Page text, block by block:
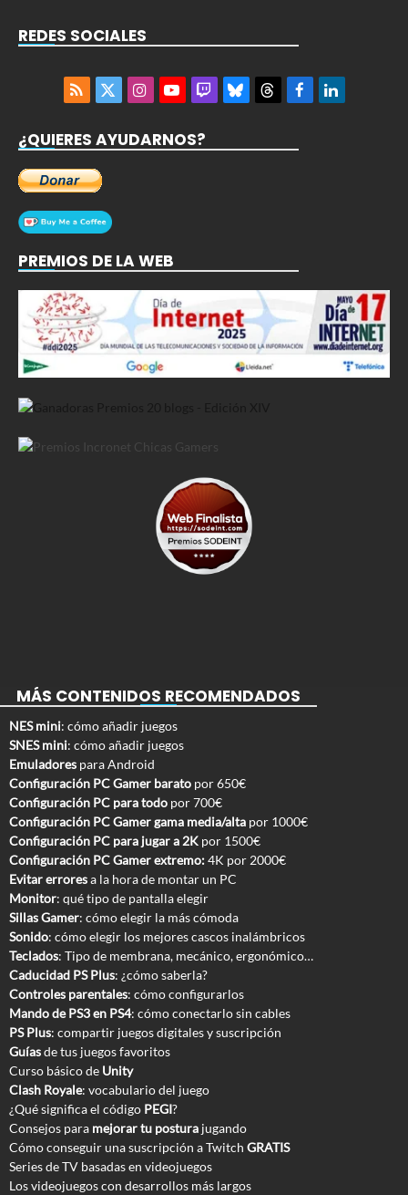
REDES SOCIALES
RSS
X
InstagramYouTubeTwitchBlueskyThreadsFacebookLinkedIn
¿QUIERES AYUDARNOS?
PREMIOS DE LA WEB
MÁS CONTENIDOS RECOMENDADOS
NES mini: cómo añadir juegos
SNES mini: cómo añadir juegos
Emuladores para Android
Configuración PC Gamer barato por 650€
Configuración PC para todo por 700€
Configuración PC Gamer gama media/alta por 1000€
Configuración PC para jugar a 2K por 1500€
Configuración PC Gamer extremo:4K por 2000€
Evitar erroresa la hora de montar un PC
Monitor: qué tipo de pantalla elegir
Sillas Gamer: cómo elegir la más cómoda
Sonido: cómo elegir los mejores cascos inalámbricos
Teclados: Tipo de membrana, mecánico, ergonómico…
Caducidad PS Plus: ¿cómo saberla?
Controles parentales: cómo configurarlos
Mando de PS3 en PS4: cómo conectarlo sin cables
PS Plus: compartir juegos digitales y suscripción
Guíasde tus juegos favoritos
Curso básico de Unity
Clash Royale: vocabulario del juego
¿Qué significa el código PEGI?
Consejos para mejorar tu postura jugando
Cómo conseguir una suscripción a Twitch GRATIS
Series de TV basadas en videojuegos
Los videojuegos con desarrollos más largos